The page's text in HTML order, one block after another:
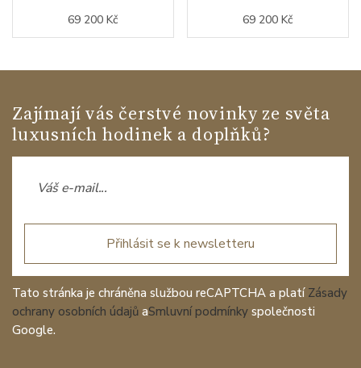
69 200 Kč 69 200 Kč
Zajímají vás čerstvé novinky ze světa
luxusních hodinek a doplňků?
Přihlásit se k newsletteru
Tato stránka je chráněna službou reCAPTCHA a platí Zásady
ochrany osobních údajů aSmluvní podmínky společnosti
Google.